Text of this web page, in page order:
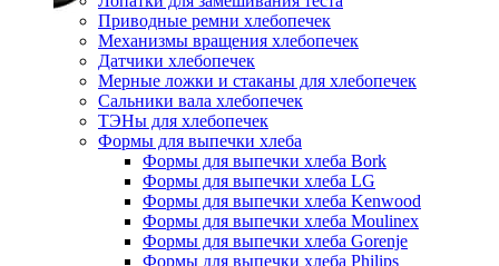
Приводные ремни хлебопечек
Механизмы вращения хлебопечек
Датчики хлебопечек
Мерные ложки и стаканы для хлебопечек
Сальники вала хлебопечек
ТЭНы для хлебопечек
Формы для выпечки хлеба
Формы для выпечки хлеба Bork
Формы для выпечки хлеба LG
Формы для выпечки хлеба Kenwood
Формы для выпечки хлеба Moulinex
Формы для выпечки хлеба Gorenje
Формы для выпечки хлеба Philips